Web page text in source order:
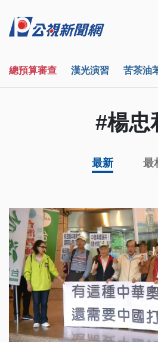
總預算審查 漢光演習 苦茶油
#楊忠
最新 最